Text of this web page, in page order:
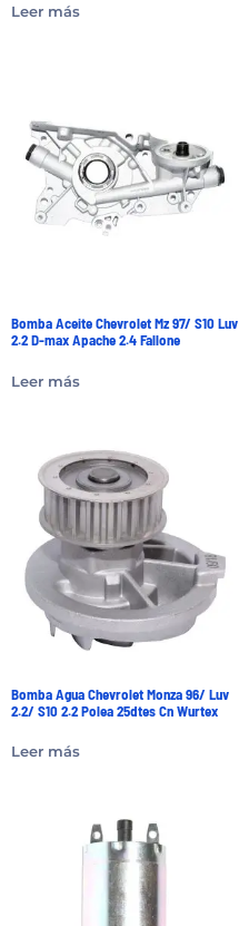
Leer más
Bomba Aceite Chevrolet Mz 97/ S10 Luv
2.2 D-max Apache 2.4 Fallone
Leer más
Bomba Agua Chevrolet Monza 96/ Luv
2.2/ S10 2.2 Polea 25dtes Cn Wurtex
Leer más